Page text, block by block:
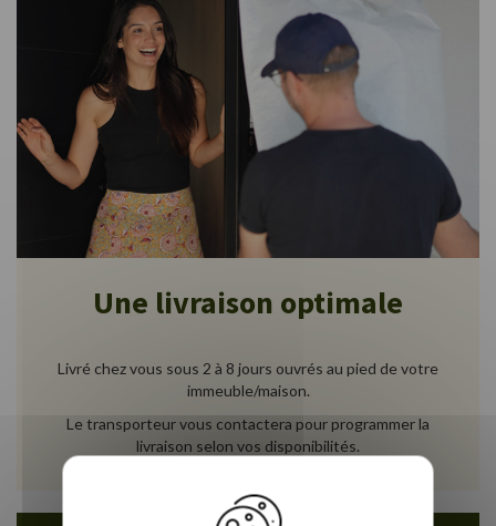
Une livraison optimale
Livré chez vous sous 2 à 8 jours ouvrés au pied de votre
immeuble/maison.
Le transporteur vous contactera pour programmer la
livraison selon vos disponibilités.